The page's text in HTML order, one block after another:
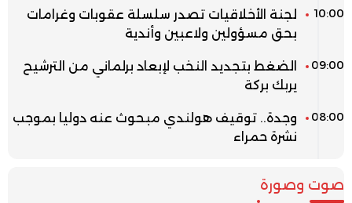
10:00
لجنة الأخلاقيات تصدر سلسلة عقوبات وغرامات
بحق مسؤولين ولاعبين وأندية
09:00
الضغط بتجديد النخب لإبعاد برلماني من الترشيح
يربك بركة
08:00
وجدة.. توقيف هولندي مبحوث عنه دوليا بموجب
نشرة حمراء
صوت وصورة